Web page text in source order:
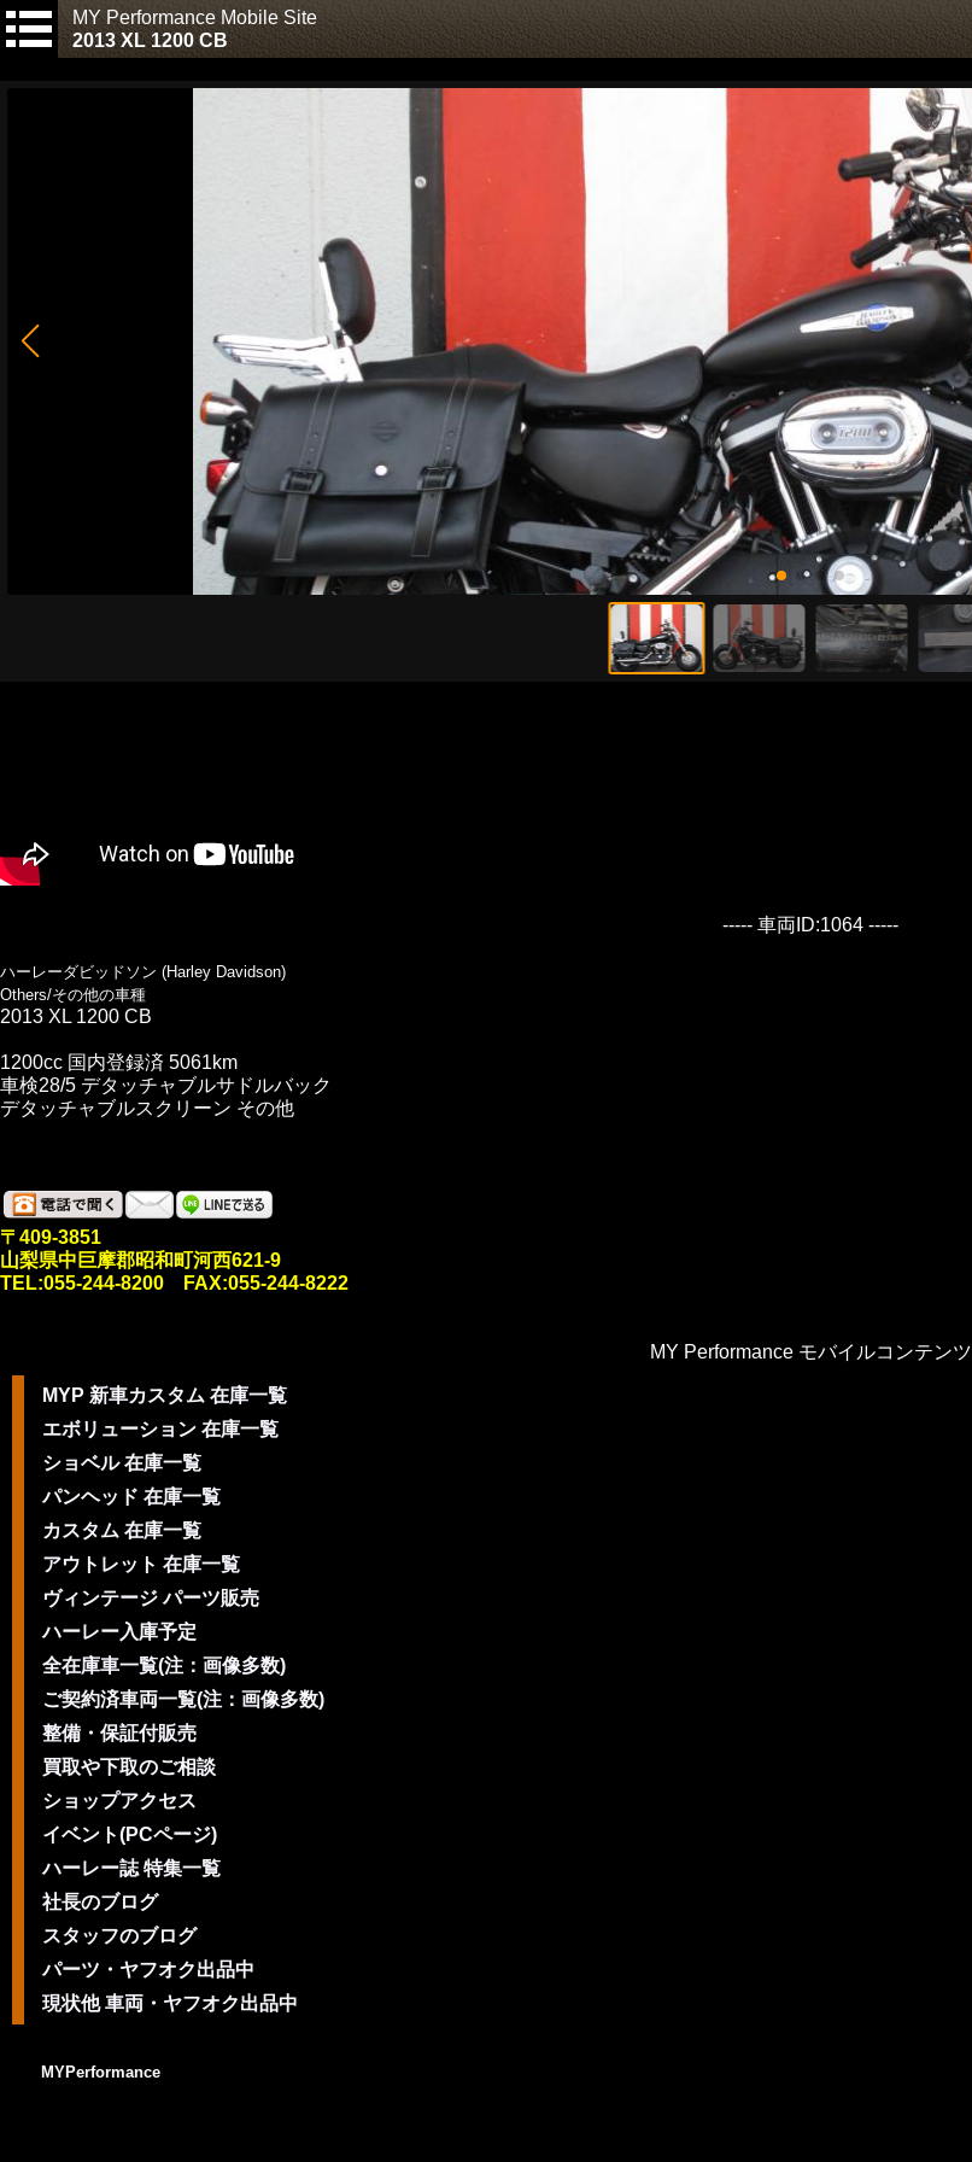
MY Performance Mobile Site
2013 XL 1200 CB
----- 車両ID:1064 -----
ハーレーダビッドソン (Harley Davidson)
Others/その他の車種
2013 XL 1200 CB
1200cc 国内登録済 5061km
車検28/5 デタッチャブルサドルバック
デタッチャブルスクリーン その他
〒409-3851
山梨県中巨摩郡昭和町河西621-9
TEL:055-244-8200 FAX:055-244-8222
MY Performance モバイルコンテンツ
MYP 新車カスタム 在庫一覧
エボリューション 在庫一覧
ショベル 在庫一覧
パンヘッド 在庫一覧
カスタム 在庫一覧
アウトレット 在庫一覧
ヴィンテージ パーツ販売
ハーレー入庫予定
全在庫車一覧(注：画像多数)
ご契約済車両一覧(注：画像多数)
整備・保証付販売
買取や下取のご相談
ショップアクセス
イベント(PCページ)
ハーレー誌 特集一覧
社長のブログ
スタッフのブログ
パーツ・ヤフオク出品中
現状他 車両・ヤフオク出品中
MYPerformance